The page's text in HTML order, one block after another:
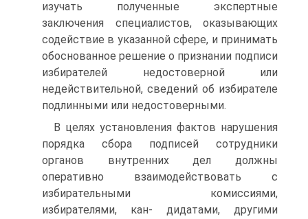
изучать полученные экспертные
заключения специалистов, оказывающих
содействие в указанной сфере, и принимать
обоснованное решение о признании подписи
избирателей недостоверной или
недействительной, сведений об избирателе
подлинными или недостоверными.
В целях установления фактов нарушения
порядка сбора подписей сотрудники
органов внутренних дел должны
оперативно взаимодействовать с
избирательными комиссиями,
избирателями, кан- дидатами, другими